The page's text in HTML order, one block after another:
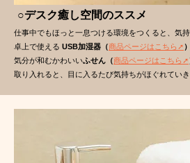
○デスク癒し空間のススメ
仕事中でもほっと一息つける環境をつくると、気
卓上で使える USB加湿器（商品ページはこちら➚）
気分が和むかわいいふせん（商品ページはこちら➚
取り入れると、目に入るたび気持ちがほぐれていき